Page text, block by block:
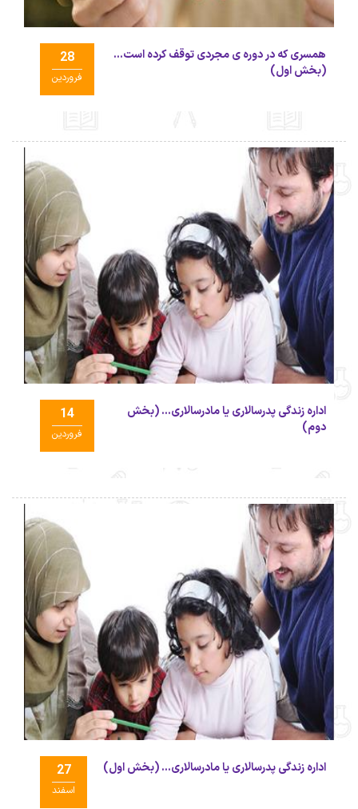
28
فروردین
همسری که در دوره ی مجردی توقف کرده است...
(بخش اول)
14
فروردین
اداره زندگی پدرسالاری یا مادرسالاری... (بخش
دوم)
27
اسفند
اداره زندگی پدرسالاری یا مادرسالاری... (بخش اول)